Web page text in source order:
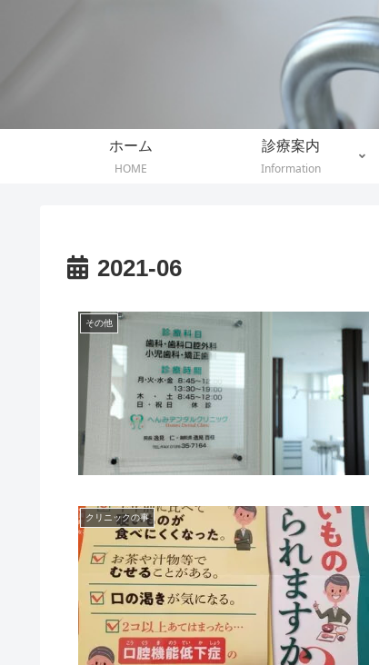
ホーム
HOME
診療案内
Information
2021-06
その他
クリニックの事